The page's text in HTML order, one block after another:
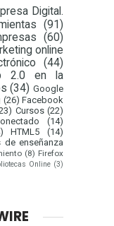
Digital.
(91)
(60)
online
(44)
2.0 en la
(34) Google
(26) Facebook
Cursos (22)
(14)
HTML5
(14)
de enseñanza
(8) Firefox
Online (3)